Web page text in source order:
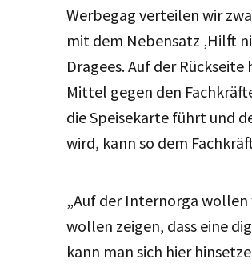
Werbegag verteilen wir
mit dem Nebensatz ‚Hilft
Dragees. Auf der
Mittel gegen den
die Speisekarte führt und
wird, kann so dem
„Auf der Internorga
wollen zeigen, dass eine
kann man sich hier